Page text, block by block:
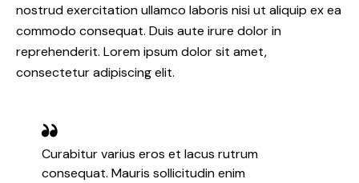
nostrud exercitation ullamco laboris nisi ut aliquip ex ea
commodo consequat. Duis aute irure dolor in
reprehenderit. Lorem ipsum dolor sit amet,
consectetur adipiscing elit.
Curabitur varius eros et lacus rutrum
consequat. Mauris sollicitudin enim